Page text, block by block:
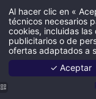
Al hacer clic en «
técnicos necesarios
cookies, incluidas
publicitarios o de
ofertas adaptados a
✓ Aceptar